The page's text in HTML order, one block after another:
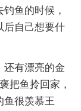
鱼的时候，
后自己想要什
还有漂亮的金
把鱼拎回家，
鱼很羡慕王